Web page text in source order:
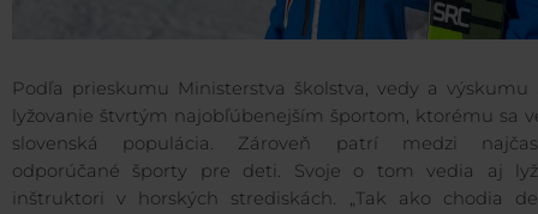
Podľa prieskumu Ministerstva školstva, vedy a výskumu
lyžovanie štvrtým najobľúbenejším športom, ktorému sa
slovenská populácia. Zároveň patrí medzi
odporúčané športy pre deti. Svoje o tom vedia aj
inštruktori v horských strediskách. „Tak ako chodia